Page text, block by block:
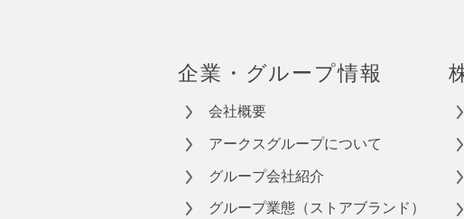
企業・グループ情報
会社概要
アークスグループについて
グループ会社紹介
グループ業態（ストアブランド）